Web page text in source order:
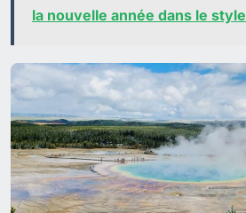
la nouvelle année dans le style